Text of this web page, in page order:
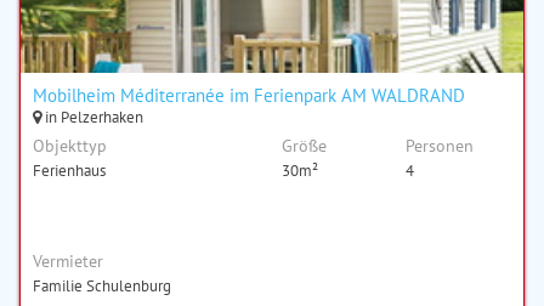
Mobilheim Méditerranée im Ferienpark AM WALDRAND
in Pelzerhaken
Objekttyp
Ferienhaus
Größe
30m²
Personen
4
Vermieter
Familie Schulenburg